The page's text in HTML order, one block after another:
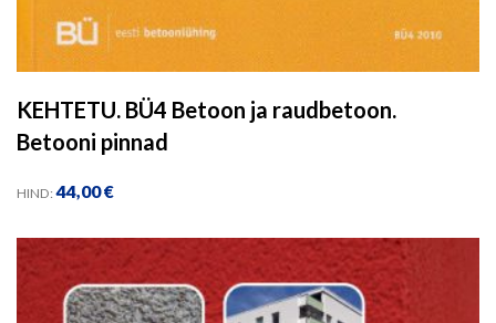
KEHTETU. BÜ4 Betoon ja raudbetoon.
Betooni pinnad
HIND: 44,00€